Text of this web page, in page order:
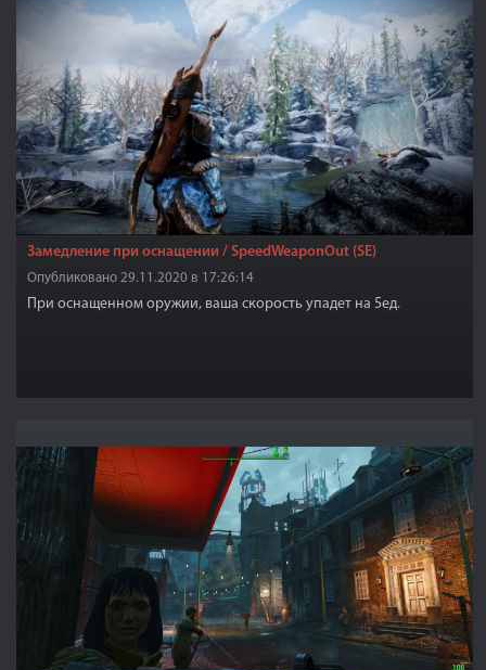
Замедление при оснащении / SpeedWeaponOut (SE)
Опубликовано 29.11.2020 в 17:26:14
При оснащенном оружии, ваша скорость упадет на 5ед.